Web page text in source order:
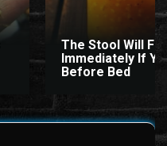
The Stool Will Fly
Immediately If
Before Bed